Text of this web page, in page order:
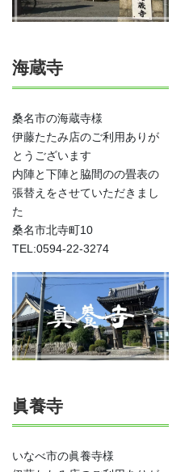
海蔵寺
桑名市の海蔵寺様
伊藤たたみ店のご利用ありが
とうございます
内陣と下陣と脇間のの畳表の
張替えをさせていただきまし
た
桑名市北寺町10
TEL:0594-22-3274
眞養寺
いなべ市の眞養寺様